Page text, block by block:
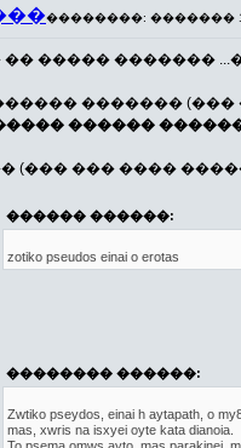
��������: ������� 17
�� ����� �������
������� (���
������
(��� ��� ����
������ ������:
zotiko pseudos einai o erotas
�������� ������:
Zwtiko pseydos, einai h aytapath, o
mas, xwris na isxyei oyte kata dianoia.